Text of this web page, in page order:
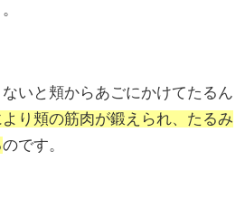
いと頬からあごにかけてたるん
り頬の筋肉が鍛えられ、たるみ
のです。